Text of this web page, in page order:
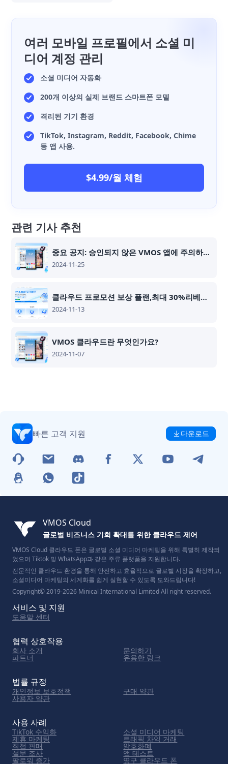
여러 모바일 프로필에서 소셜 미
디어 계정 관리
소셜 미디어 자동화
200개 이상의 실제 브랜드 스마트폰 모델
격리된 기기 환경
TikTok, Instagram, Reddit, Facebook, Chime
등 앱 사용.
$4.99/월 체험
관련 기사 추천
중요 공지: 승인되지 않은 VMOS 앱에 주의하세요
2024-11-25
클라우드 프로모션 보상 플랜,최대 30%리베이트!
2024-11-13
VMOS 클라우드란 무엇인가요?
2024-11-07
빠른 고객 지원 다운로드
VMOS Cloud
글로벌 비즈니스 기회 확대를 위한 클라우드 제어
VMOS Cloud 클라우드 폰은 글로벌 소셜 미디어 마케팅을 위해 특별히 제작되
었으며 Tiktok 및 WhatsApp과 같은 주류 플랫폼을 지원합니다.
전문적인 클라우드 환경을 통해 안전하고 효율적으로 글로벌 시장을 확장하고,
소셜미디어 마케팅의 세계화를 쉽게 실현할 수 있도록 도와드립니다!
Copyright© 2019-2026 Minical International Limited All right reserved.
서비스 및 지원
도움말 센터
협력 상호작용
회사 소개 문의하기
파트너 유용한 링크
법률 규정
개인정보 보호정책 구매 약관
사용자 약관
사용 사례
TikTok 수익화 소셜 미디어 마케팅
제휴 마케팅 트래픽 차익 거래
직접 판매 암호화폐
설문 조사 앱 테스트
팔로워 증가 영구 클라우드 폰